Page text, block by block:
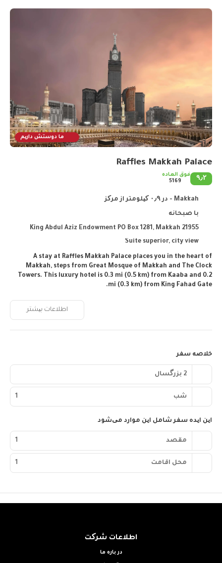
ما دوستش داریم
Raffles Makkah Palace
۹٫۲
فوق العاده
5169
Makkah - در ۰٫۹ کیلومتر از مرکز
با صبحانه
King Abdul Aziz Endowment PO Box 1281, Makkah 21955
Suite superior, city view
A stay at Raffles Makkah Palace places you in the heart of
Makkah, steps from Great Mosque of Makkah and The Clock
Towers. This luxury hotel is 0.3 mi (0.5 km) from Kaaba and 0.2
mi (0.3 km) from King Fahad Gate.
Relax at the full-service spa, where you can enjoy massages, body
treatments, and facials. Additional amenities at this hotel
services, and gift shops/newsstands.
Make yourself at home in one of the 226 individually decorated
televisions with digital programming provide entertainment,
connected. Private bathrooms with bathtubs or showers feature
rainfall showerheads and complimentary toiletries.
Conveniences include phones, as well as safes and desks.
and take advantage of the 24-hour room service. Snacks are
available daily from 6:00 AM to 10:30 AM for a fee.
Featured amenities include limo/town car service, express check-
اطلاعات بیشتر
خلاصه سفر
2 بزرگسال
شب‌ 1
این ایده سفر شامل این موارد می‌شود
مقصد 1
محل اقامت 1
اطلاعات شرکت
در باره ما